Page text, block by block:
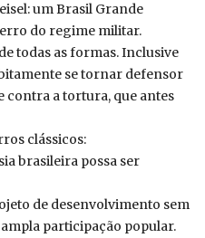
um Brasil Grande
do regime militar.
todas as formas. Inclusive
se tornar defensor
contra a tortura, que antes
clássicos:
brasileira possa ser
de desenvolvimento sem
participação popular.